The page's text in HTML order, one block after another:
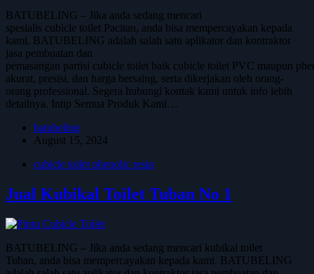
BATUBELING – Jika anda sedang mencari
spesialis cubicle toilet Pacitan, anda bisa mempercayakan kepada
kami. BATUBELING adalah salah satu aplikator dan kontraktor
jasa pembuatan dan
pemasangan partisi cubicle toilet baik cubicle toilet PVC maupun
akurat, presisi, dan harga bersaing, serta dikerjakan oleh orang-
orang professional. Segera hubungi kontak kami untuk info lebih
detailnya. Intip Semua Produk Kami…
batubeling
August 15, 2024
cubicle toilet phenolic resin
Jual Kubikal Toilet Tuban No 1
BATUBELING – Jika anda sedang mencari kubikal toilet
Tuban, anda bisa mempercayakan kepada kami. BATUBELING